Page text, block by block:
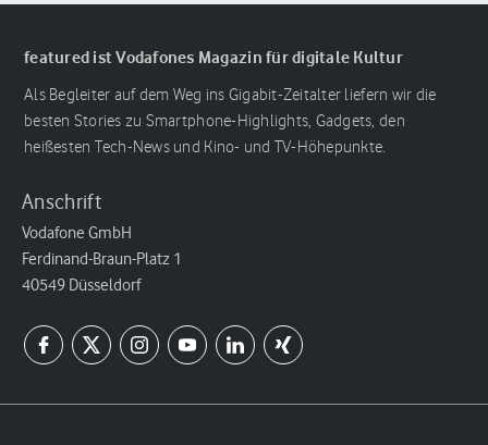
featured ist Vodafones Magazin für digitale Kultur
Als Begleiter auf dem Weg ins Gigabit-Zeitalter liefern wir die
besten Stories zu Smartphone-Highlights, Gadgets, den
heißesten Tech-News und Kino- und TV-Höhepunkte.
Anschrift
Vodafone GmbH
Ferdinand-Braun-Platz 1
40549 Düsseldorf